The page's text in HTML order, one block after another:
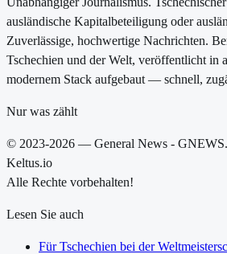
ausländische Kapitalbeteiligung oder
Zuverlässige, hochwertige Nachrichten.
Tschechien und der Welt, veröffentlicht in
modernem Stack aufgebaut — schnell,
Nur was zählt
© 2023-2026 — General News -
Keltus.io
Alle Rechte vorbehalten!
Lesen Sie auch
Für Tschechien bei der